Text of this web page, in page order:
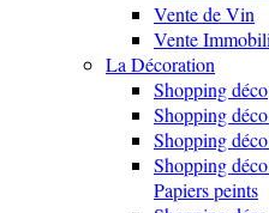
Vente de Vin
Vente
La Décoration
Shopping déco
Shopping
Shopping
Shopping
Papiers peints